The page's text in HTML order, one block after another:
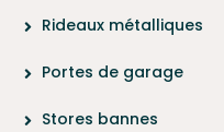
Rideaux métalliques
Portes de garage
Stores bannes